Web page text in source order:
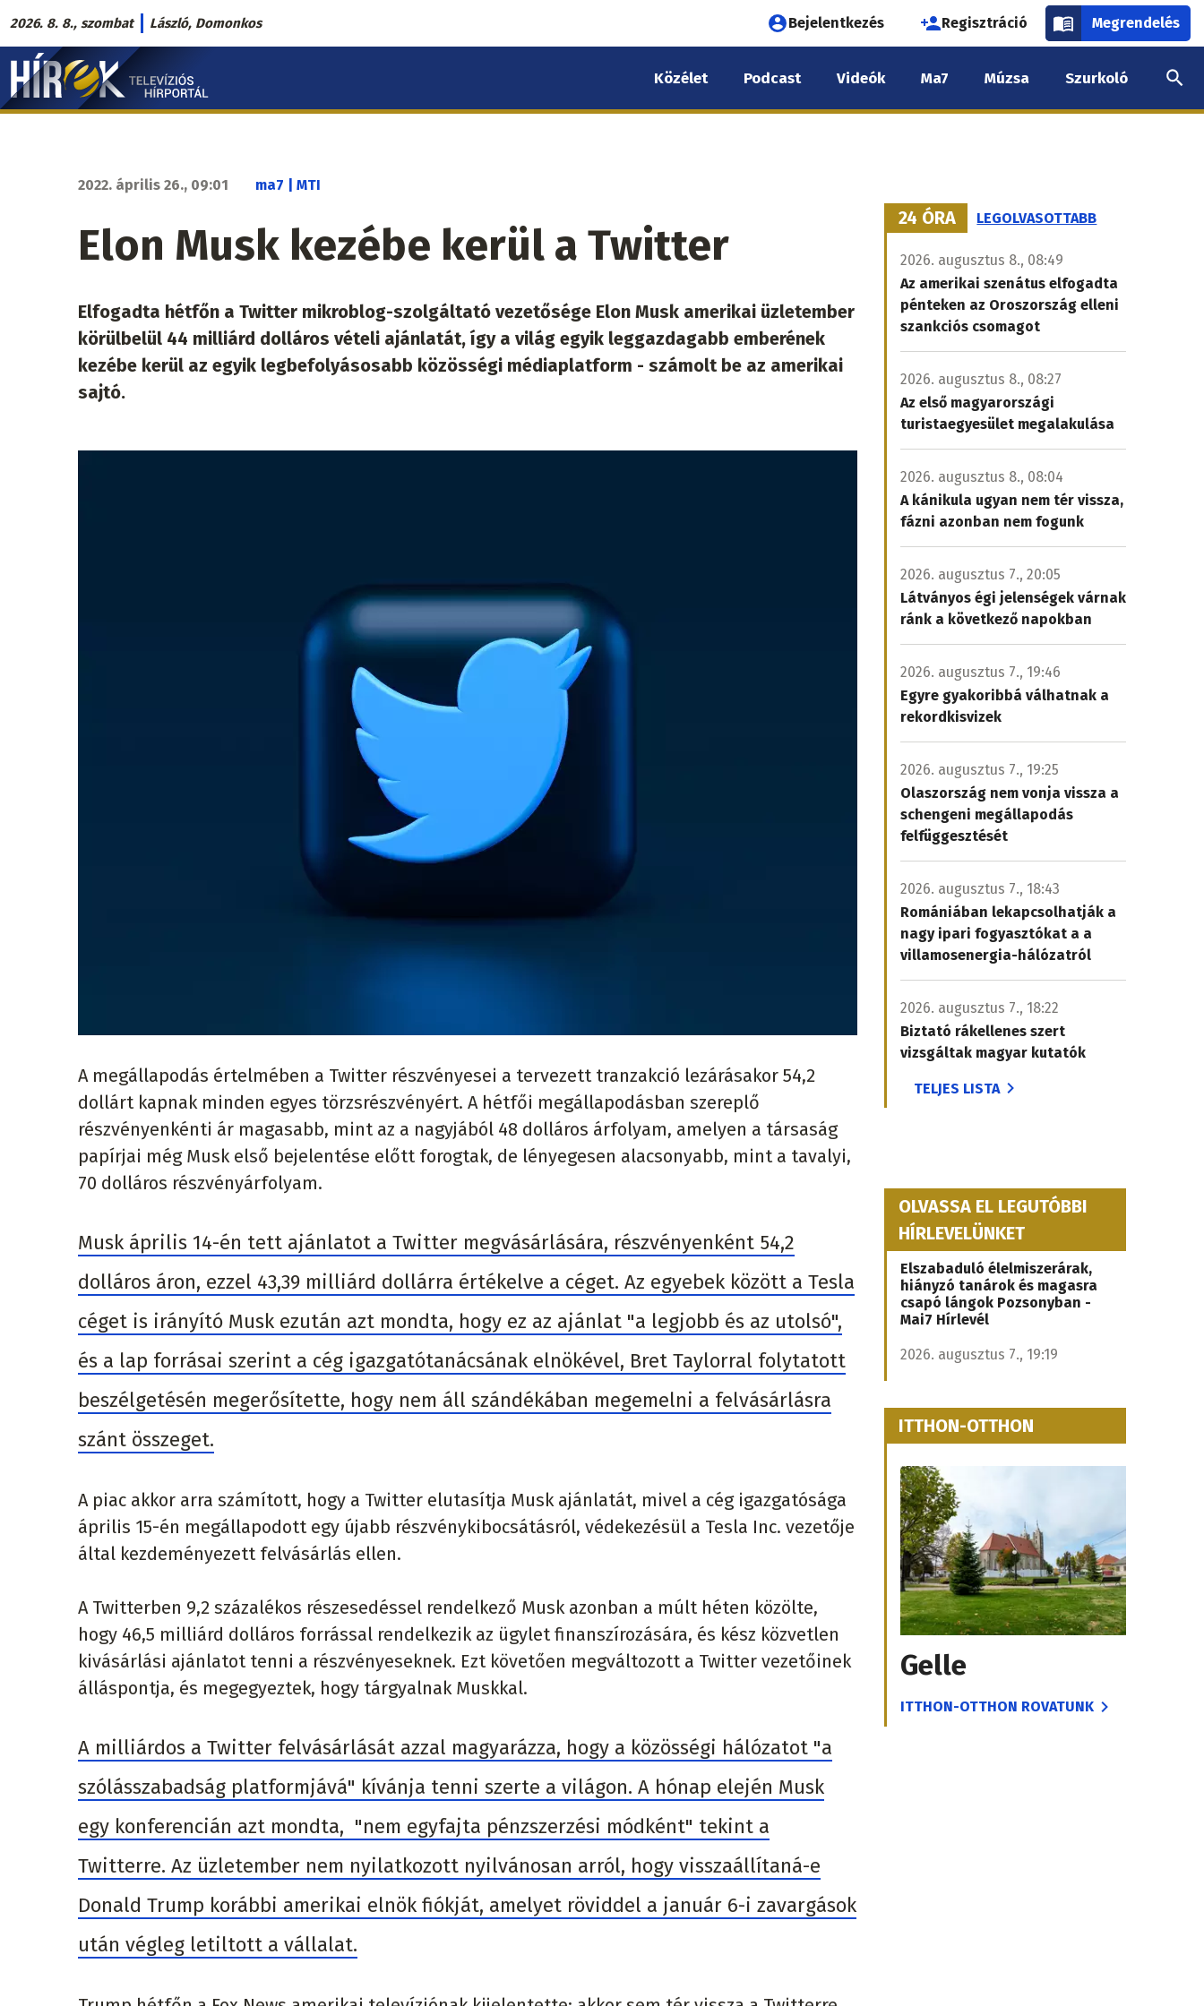
Ugrás
a
tartalomra
2026. 8. 8., szombat László, Domonkos
Felhasználói
fiók
menüje
Bejelentkezés Regisztráció Megrendelés
Hírek.sk
fő
Közélet Podcast Videók Ma7 Múzsa Szurkoló
2022. április 26., 09:01 ma7 | MTI
Elon Musk kezébe kerül a Twitter
Elfogadta hétfőn a Twitter mikroblog-szolgáltató vezetősége Elon Musk amerikai üzletember
körülbelül 44 milliárd dolláros vételi ajánlatát, így a világ egyik leggazdagabb emberének
kezébe kerül az egyik legbefolyásosabb közösségi médiaplatform - számolt be az amerikai
sajtó.
A megállapodás értelmében a Twitter részvényesei a tervezett tranzakció lezárásakor 54,2
dollárt kapnak minden egyes törzsrészvényért. A hétfői megállapodásban szereplő
részvényenkénti ár magasabb, mint az a nagyjából 48 dolláros árfolyam, amelyen a társaság
papírjai még Musk első bejelentése előtt forogtak, de lényegesen alacsonyabb, mint a tavalyi,
70 dolláros részvényárfolyam.
Musk április 14-én tett ajánlatot a Twitter megvásárlására, részvényenként 54,2
dolláros áron, ezzel 43,39 milliárd dollárra értékelve a céget. Az egyebek között a Tesla
céget is irányító Musk ezután azt mondta, hogy ez az ajánlat "a legjobb és az utolsó",
és a lap forrásai szerint a cég igazgatótanácsának elnökével, Bret Taylorral folytatott
beszélgetésén megerősítette, hogy nem áll szándékában megemelni a felvásárlásra
szánt összeget.
A piac akkor arra számított, hogy a Twitter elutasítja Musk ajánlatát, mivel a cég igazgatósága
április 15-én megállapodott egy újabb részvénykibocsátásról, védekezésül a Tesla Inc. vezetője
által kezdeményezett felvásárlás ellen.
A Twitterben 9,2 százalékos részesedéssel rendelkező Musk azonban a múlt héten közölte,
hogy 46,5 milliárd dolláros forrással rendelkezik az ügylet finanszírozására, és kész közvetlen
kivásárlási ajánlatot tenni a részvényeseknek. Ezt követően megváltozott a Twitter vezetőinek
álláspontja, és megegyeztek, hogy tárgyalnak Muskkal.
A milliárdos a Twitter felvásárlását azzal magyarázza, hogy a közösségi hálózatot "a
szólásszabadság platformjává" kívánja tenni szerte a világon. A hónap elején Musk
egy konferencián azt mondta, "nem egyfajta pénzszerzési módként" tekint a
Twitterre. Az üzletember nem nyilatkozott nyilvánosan arról, hogy visszaállítaná-e
Donald Trump korábbi amerikai elnök fiókját, amelyet röviddel a január 6-i zavargások
után végleg letiltott a vállalat.
24 ÓRA LEGOLVASOTTABB
2026. augusztus 8., 08:49
Az amerikai szenátus elfogadta
pénteken az Oroszország elleni
szankciós csomagot
2026. augusztus 8., 08:27
Az első magyarországi
turistaegyesület megalakulása
2026. augusztus 8., 08:04
A kánikula ugyan nem tér vissza,
fázni azonban nem fogunk
2026. augusztus 7., 20:05
Látványos égi jelenségek várnak
ránk a következő napokban
2026. augusztus 7., 19:46
Egyre gyakoribbá válhatnak a
rekordkisvizek
2026. augusztus 7., 19:25
Olaszország nem vonja vissza a
schengeni megállapodás
felfüggesztését
2026. augusztus 7., 18:43
Romániában lekapcsolhatják a
nagy ipari fogyasztókat a a
villamosenergia-hálózatról
2026. augusztus 7., 18:22
Biztató rákellenes szert
vizsgáltak magyar kutatók
TELJES LISTA
OLVASSA EL LEGUTÓBBI
HÍRLEVELÜNKET
Elszabaduló élelmiszerárak,
hiányzó tanárok és magasra
csapó lángok Pozsonyban -
Mai7 Hírlevél
2026. augusztus 7., 19:19
ITTHON-OTTHON
Gelle
ITTHON-OTTHON ROVATUNK